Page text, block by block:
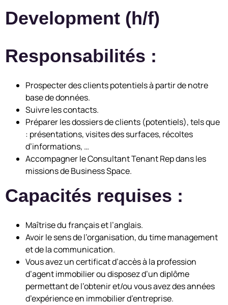
Development (h/f)
Responsabilités :
Prospecter des clients potentiels à partir de notre
base de données.
Suivre les contacts.
Préparer les dossiers de clients (potentiels), tels que
: présentations, visites des surfaces, récoltes
d’informations, …
Accompagner le Consultant Tenant Rep dans les
missions de Business Space.
Capacités requises :
Maîtrise du français et l’anglais.
Avoir le sens de l’organisation, du time management
et de la communication.
Vous avez un certificat d’accès à la profession
d’agent immobilier ou disposez d’un diplôme
permettant de l’obtenir et/ou vous avez des années
d’expérience en immobilier d’entreprise.